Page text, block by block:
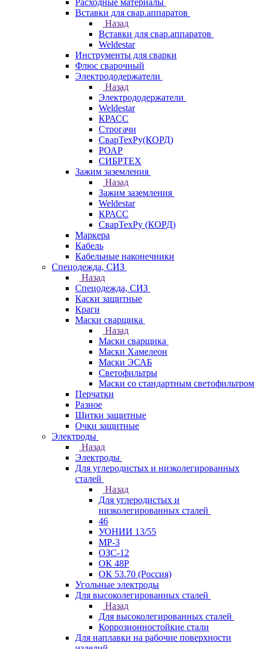
Расходные материалы
Вставки для свар.аппаратов
Назад
Вставки для свар.аппаратов
Weldestar
Инструменты для сварки
Флюс сварочный
Электрододержатели
Назад
Электрододержатели
Weldestar
КРАСС
Строгачи
СварТехРу(КОРД)
РОАР
СИБРТЕХ
Зажим заземления
Назад
Зажим заземления
Weldestar
КРАСС
СварТехРу (КОРД)
Маркера
Кабель
Кабельные наконечники
Спецодежда, СИЗ
Назад
Спецодежда, СИЗ
Каски защитные
Краги
Маски сварщика
Назад
Маски сварщика
Маски Хамелеон
Маски ЭСАБ
Светофильтры
Маски со стандартным светофильтром
Перчатки
Разное
Щитки защитные
Очки защитные
Электроды
Назад
Электроды
Для углеродистых и низколегированных
сталей
Назад
Для углеродистых и
низколегированных сталей
46
УОНИИ 13/55
МР-3
ОЗС-12
ОК 48Р
ОК 53.70 (Россия)
Угольные электроды
Для высоколегированных сталей
Назад
Для высоколегированных сталей
Коррозионностойкие стали
Для наплавки на рабочие поверхности